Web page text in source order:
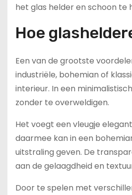
het glas helder en schoon te
Hoe
Een van de grootste
industriële, bohemian of
interieur. In een
zonder te overweldigen.
Het voegt een vleugje
daarmee kan in een
uitstraling geven. De
aan de gelaagdheid en
Door te spelen met